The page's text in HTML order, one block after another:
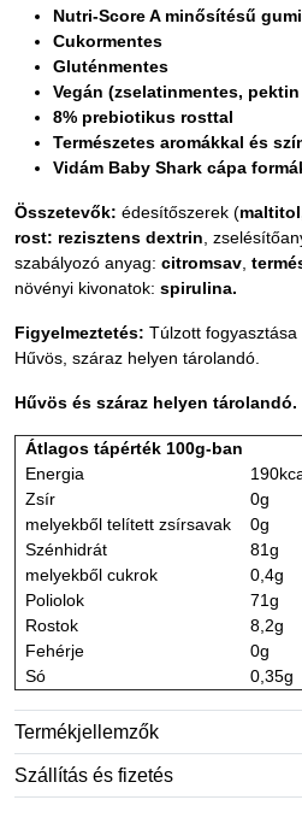
Nutri-Score A minősítésű
Cukormentes
Gluténmentes
Vegán (zselatinmentes,
8% prebiotikus rosttal
Természetes aromákkal és
Vidám Baby Shark cápa
Összetevők: édesítőszerek (
rost: rezisztens dextrin,
szabályozó anyag: citromsav,
növényi kivonatok: spirulina.
Figyelmeztetés: Túlzott
Hűvös, száraz helyen tárolandó.
Hűvös és száraz helyen tárolandó.
Átlagos tápérték 100g-ban
Energia
Zsír
0g
melyekből telített zsírsavak
0g
Szénhidrát
81g
melyekből cukrok
0,4g
Poliolok
71g
Rostok
8,2g
Fehérje
0g
Só
0,35g
Termékjellemzők
Szállítás és fizetés